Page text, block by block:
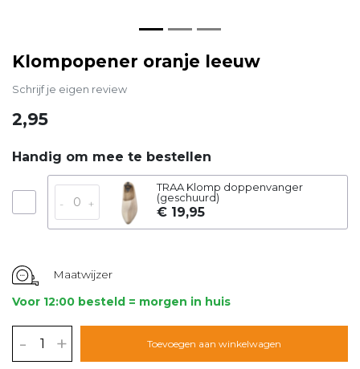
Klompopener oranje leeuw
Schrijf je eigen review
2,95
Handig om mee te bestellen
- +
TRAA Klomp doppenvanger
(geschuurd)
€ 19,95
Maatwijzer
Voor 12:00 besteld = morgen in huis
- + Toevoegen aan winkelwagen